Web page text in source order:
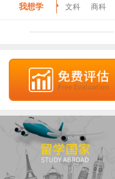
我想学 文科 商科